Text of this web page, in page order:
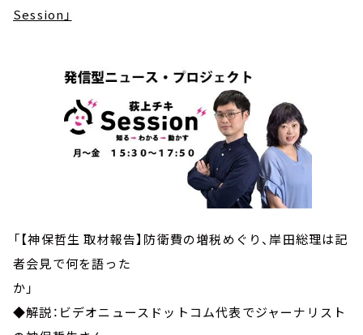
Session」
「【神保哲生 取材報告】防衛費の増税めぐり、岸田総理は記
者会見で何を語った
か」
◆解説：ビデオニュースドットコム代表でジャーナリスト